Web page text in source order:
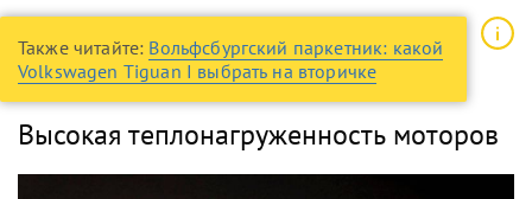
Также читайте: Вольфсбургский паркетник: какой
Volkswagen Tiguan I выбрать на вторичке
Высокая теплонагруженность моторов